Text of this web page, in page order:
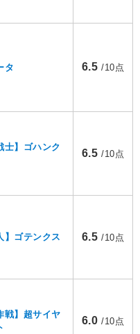
タ 6.5 /10点
士】ゴハンク
6.5 /10点
】ゴテンクス 6.5 /10点
戦】超サイヤ
6.0 /10点